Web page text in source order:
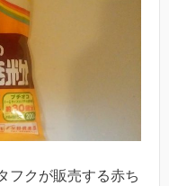
フクが販売する赤ち